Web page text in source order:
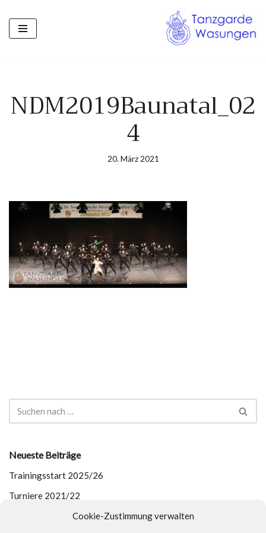
Cookie-Zustimmung verwalten
Zum
NDM2019Baunatal_02
4
20. März 2021
Neueste Beiträge
Trainingsstart 2025/26
Turniere 2021/22
Outdoor-Training